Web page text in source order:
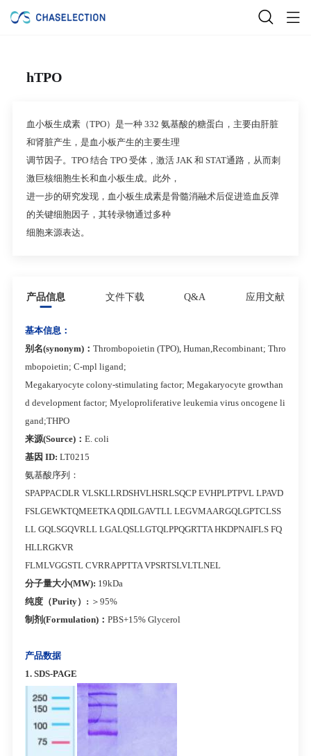
hTPO
血小板生成素（TPO）是一种 332 氨基酸的糖蛋白，主要由肝脏
和肾脏产生，是血小板产生的主要生理
调节因子。TPO 结合 TPO 受体，激活 JAK 和 STAT通路，从而刺
激巨核细胞生长和血小板生成。此外，
进一步的研究发现，血小板生成素是骨髓消融术后促进造血反弹
的关键细胞因子，其转录物通过多种
细胞来源表达。
产品信息 文件下载 Q&A 应用文献
基本信息：
别名(synonym)： Thrombopoietin (TPO), Human,Recombinant; Thro
mbopoietin; C-mpl ligand;
Megakaryocyte colony-stimulating factor; Megakaryocyte growthan
d development factor; Myeloproliferative leukemia virus oncogene li
gand;THPO
来源(Source)： E. coli
基因 ID: LT0215
氨基酸序列：
SPAPPACDLR VLSKLLRDSHVLHSRLSQCP EVHPLPTPVL LPAVD
FSLGEWKTQMEETKA QDILGAVTLL LEGVMAARGQLGPTCLSS
LL GQLSGQVRLL LGALQSLLGTQLPPQGRTTA HKDPNAIFLS FQ
HLLRGKVR
FLMLVGGSTL CVRRAPPTTA VPSRTSLVLTLNEL
分子量大小(MW): 19kDa
纯度（Purity）: ＞95%
制剂(Formulation)： PBS+15% Glycerol
产品数据
1. SDS-PAGE